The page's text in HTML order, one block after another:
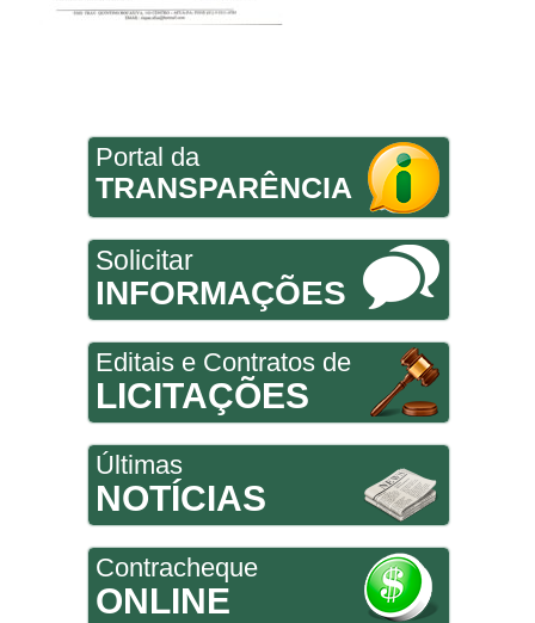
Portal da
TRANSPARÊNCIA
Solicitar
INFORMAÇÕES
Editais e Contratos de
LICITAÇÕES
Últimas
NOTÍCIAS
Contracheque
ONLINE